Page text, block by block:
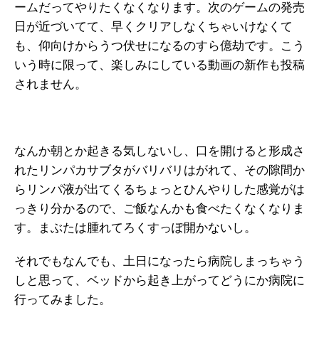
ームだってやりたくなくなります。次のゲームの発売
日が近づいてて、早くクリアしなくちゃいけなくて
も、仰向けからうつ伏せになるのすら億劫です。こう
いう時に限って、楽しみにしている動画の新作も投稿
されません。
なんか朝とか起きる気しないし、口を開けると形成さ
れたリンパカサブタがバリバリはがれて、その隙間か
らリンパ液が出てくるちょっとひんやりした感覚がは
っきり分かるので、ご飯なんかも食べたくなくなりま
す。まぶたは腫れてろくすっぽ開かないし。
それでもなんでも、土日になったら病院しまっちゃう
しと思って、ベッドから起き上がってどうにか病院に
行ってみました。